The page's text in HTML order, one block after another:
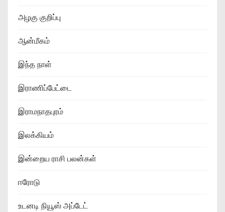
அழகு குறிப்பு
ஆன்மீகம்
இந்த நாள்
இராணிப்பேட்டை
இராமநாதபுரம்
இலக்கியம்
இன்றைய ராசி பலன்கள்
ஈரோடு
உடனடி நியூஸ் அப்டேட்